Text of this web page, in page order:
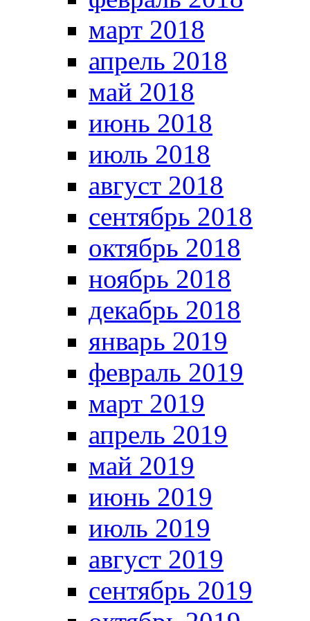
март 2018
апрель 2018
май 2018
июнь 2018
июль 2018
август 2018
сентябрь 2018
октябрь 2018
ноябрь 2018
декабрь 2018
январь 2019
февраль 2019
март 2019
апрель 2019
май 2019
июнь 2019
июль 2019
август 2019
сентябрь 2019